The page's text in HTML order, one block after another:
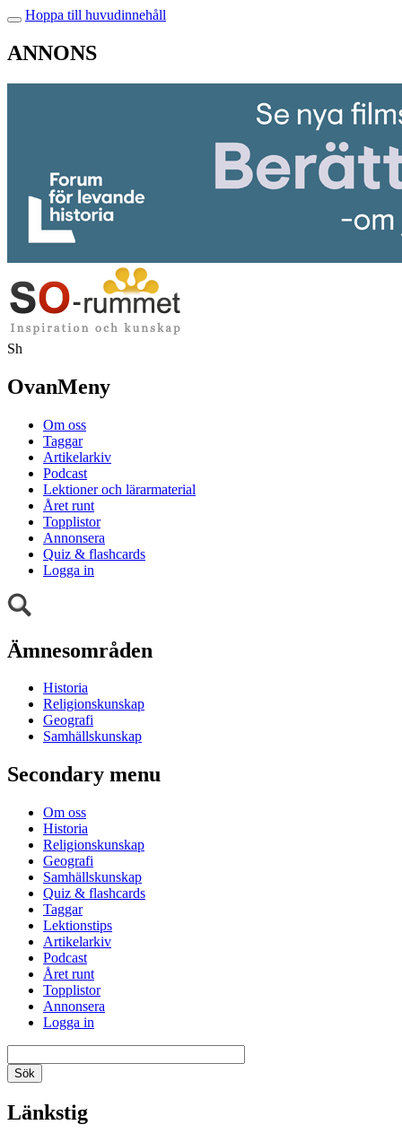
Hoppa till huvudinnehåll
ANNONS
Sh
OvanMeny
Om oss
Taggar
Artikelarkiv
Podcast
Lektioner och lärarmaterial
Året runt
Topplistor
Annonsera
Quiz & flashcards
Logga in
Ämnesområden
Historia
Religionskunskap
Geografi
Samhällskunskap
Secondary menu
Om oss
Historia
Religionskunskap
Geografi
Samhällskunskap
Quiz & flashcards
Taggar
Lektionstips
Artikelarkiv
Podcast
Året runt
Topplistor
Annonsera
Logga in
Länkstig